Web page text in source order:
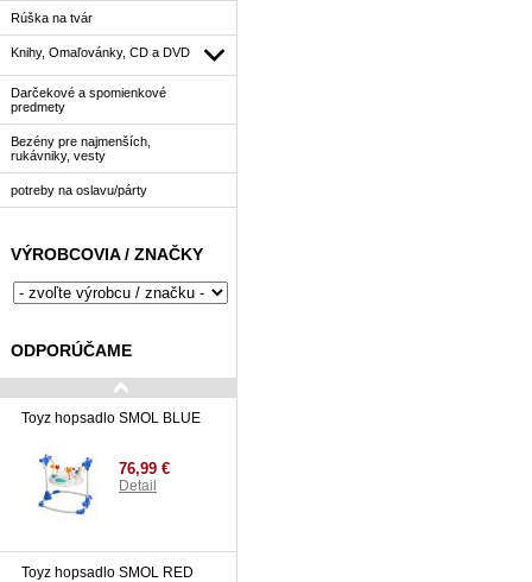
Rúška na tvár
Knihy, Omaľovánky, CD a DVD
Darčekové a spomienkové
predmety
Bezény pre najmenších,
rukávniky, vesty
potreby na oslavu/párty
VÝROBCOVIA / ZNAČKY
ODPORÚČAME
Toyz hopsadlo SMOL BLUE
76,99 €
Detail
Toyz hopsadlo SMOL RED